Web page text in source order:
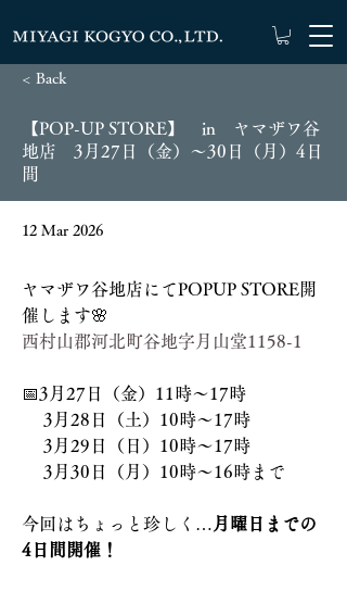
< Back
【POP-UP STORE】 in ヤマザワ谷
地店 3月27日（金）～30日（月）4日
間
12 Mar 2026
ヤマザワ谷地店にてPOPUP STORE開
催します🌸
西村山郡河北町谷地字月山堂1158-1
📅3月27日（金）11時～17時
3月28日（土）10時～17時
3月29日（日）10時～17時
3月30日（月）10時～16時まで
今回はちょっと珍しく…
月曜日までの
4日間開催！